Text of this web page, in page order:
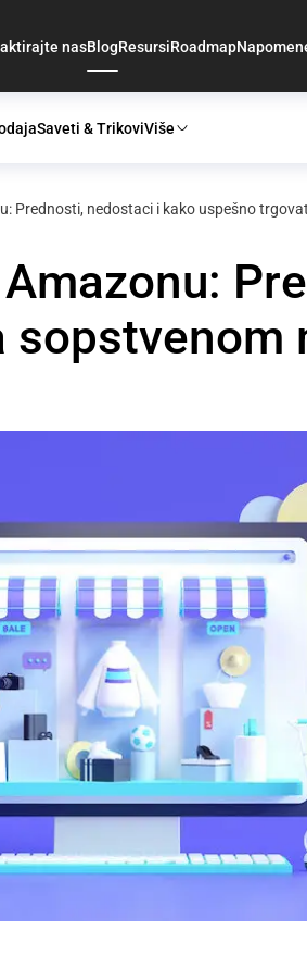
nasBlogResursiRoadmap
Saveti & TrikoviViše
Prednosti, nedostaci i kako uspešno